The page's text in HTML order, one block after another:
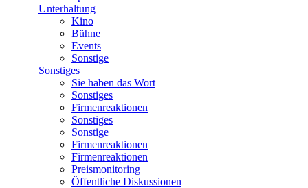
Unterhaltung
Kino
Bühne
Events
Sonstige
Sonstiges
Sie haben das Wort
Sonstiges
Firmenreaktionen
Sonstiges
Sonstige
Firmenreaktionen
Firmenreaktionen
Preismonitoring
Öffentliche Diskussionen